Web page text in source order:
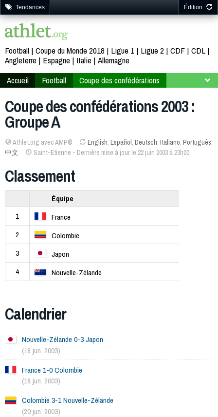
Tendances Édition
Football Coupe du Monde 2018 Ligue 1 Ligue 2 CDF CDL
Angleterre
Espagne Italie Allemagne
Accueil
Football
Coupe des confédérations
Coupe des confédérations 2003 :
Groupe A
Athlet.org avec AMP© English, Español, Deutsch, Italiano, Português,
中文
Saint-Etienne - Dernière mise à jour le 22 juin 2003 à 23h00
Classement
Équipe
1
France
2
Colombie
3
Japon
4
Nouvelle-Zélande
Calendrier
Nouvelle-Zélande 0-3 Japon
(18 jun. 2003)
France 1-0 Colombie
(18 jun. 2003)
Colombie 3-1 Nouvelle-Zélande
(20 jun. 2003)